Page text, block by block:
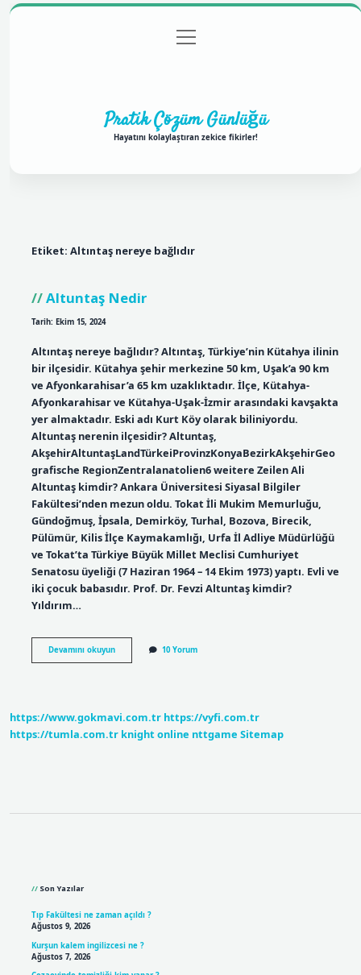
Gizlilik Politikası
menüyü
aç
Pratik Çözüm Günlüğü
Hayatını kolaylaştıran zekice fikirler!
Etiket:Altıntaş nereye bağlıdır
Altuntaş Nedir
Tarih: Ekim 15, 2024
Altıntaş nereye bağlıdır? Altıntaş, Türkiye’nin Kütahya ilinin
bir ilçesidir. Kütahya şehir merkezine 50 km, Uşak’a 90 km
ve Afyonkarahisar’a 65 km uzaklıktadır. İlçe, Kütahya-
Afyonkarahisar ve Kütahya-Uşak-İzmir arasındaki kavşakta
yer almaktadır. Eski adı Kurt Köy olarak biliniyordu.
Altuntaş nerenin ilçesidir? Altuntaş,
AkşehirAltuntaşLandTürkeiProvinzKonyaBezirkAkşehirGeo
grafische RegionZentralanatolien6 weitere Zeilen Ali
Altuntaş kimdir? Ankara Üniversitesi Siyasal Bilgiler
Fakültesi’nden mezun oldu. Tokat İli Mukim Memurluğu,
Gündoğmuş, İpsala, Demirköy, Turhal, Bozova, Birecik,
Pülümür, Kilis İlçe Kaymakamlığı, Urfa İl Adliye Müdürlüğü
ve Tokat’ta Türkiye Büyük Millet Meclisi Cumhuriyet
Senatosu üyeliği (7 Haziran 1964 – 14 Ekim 1973) yaptı. Evli ve
iki çocuk babasıdır. Prof. Dr. Fevzi Altuntaş kimdir?
Yıldırım…
Devamını okuyunAltuntaş
Nedir
10 Yorum
https://www.gokmavi.com.tr https://vyfi.com.tr
https://tumla.com.tr knight online nttgame Sitemap
Son Yazılar
Tıp Fakültesi ne zaman açıldı ?
Ağustos 9, 2026
Kurşun kalem ingilizcesi ne ?
Ağustos 7, 2026